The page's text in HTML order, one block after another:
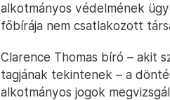
alkotmányos védelmének
főbírája nem csatlakozott
Clarence Thomas bíró – akit
tagjának tekintenek – a
alkotmányos jogok